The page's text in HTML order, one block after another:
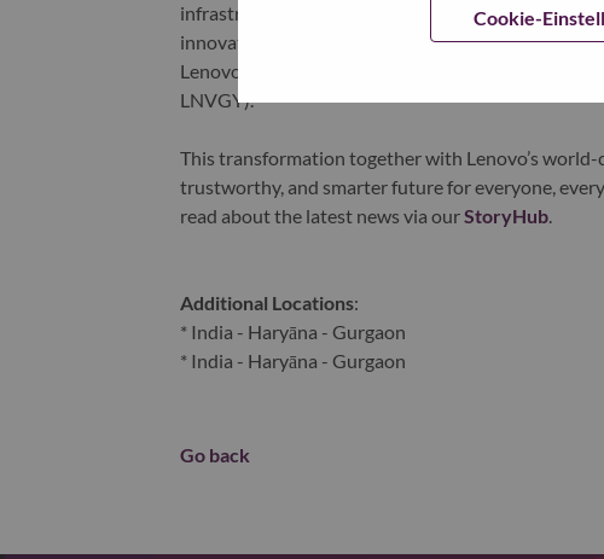
Cookie-
infrastructure), software, solutions, and services.
innovation is building a more equitable,
Lenovo is listed on the Hong Kong stock exchange
LNVGY).
This transformation together with Lenovo’s
trustworthy, and smarter future for everyone,
read about the latest news via ourStoryHub.
Additional Locations:
* India - Haryāna - Gurgaon
* India - Haryāna - Gurgaon
Go back